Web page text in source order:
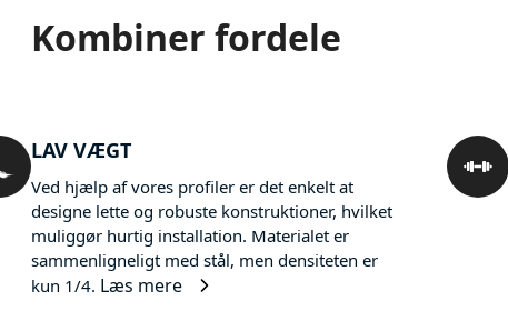
Kombiner fordele
LAV VÆGT
Ved hjælp af vores profiler er det enkelt at
designe lette og robuste konstruktioner, hvilket
muliggør hurtig installation. Materialet er
sammenligneligt med stål, men densiteten er
kun 1/4. Læs mere